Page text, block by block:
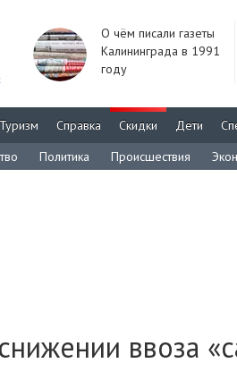
О чём писали газеты
Калининграда в 1991
году
Туризм Справка Скидки Дети
Политика Происшествия
ввоза